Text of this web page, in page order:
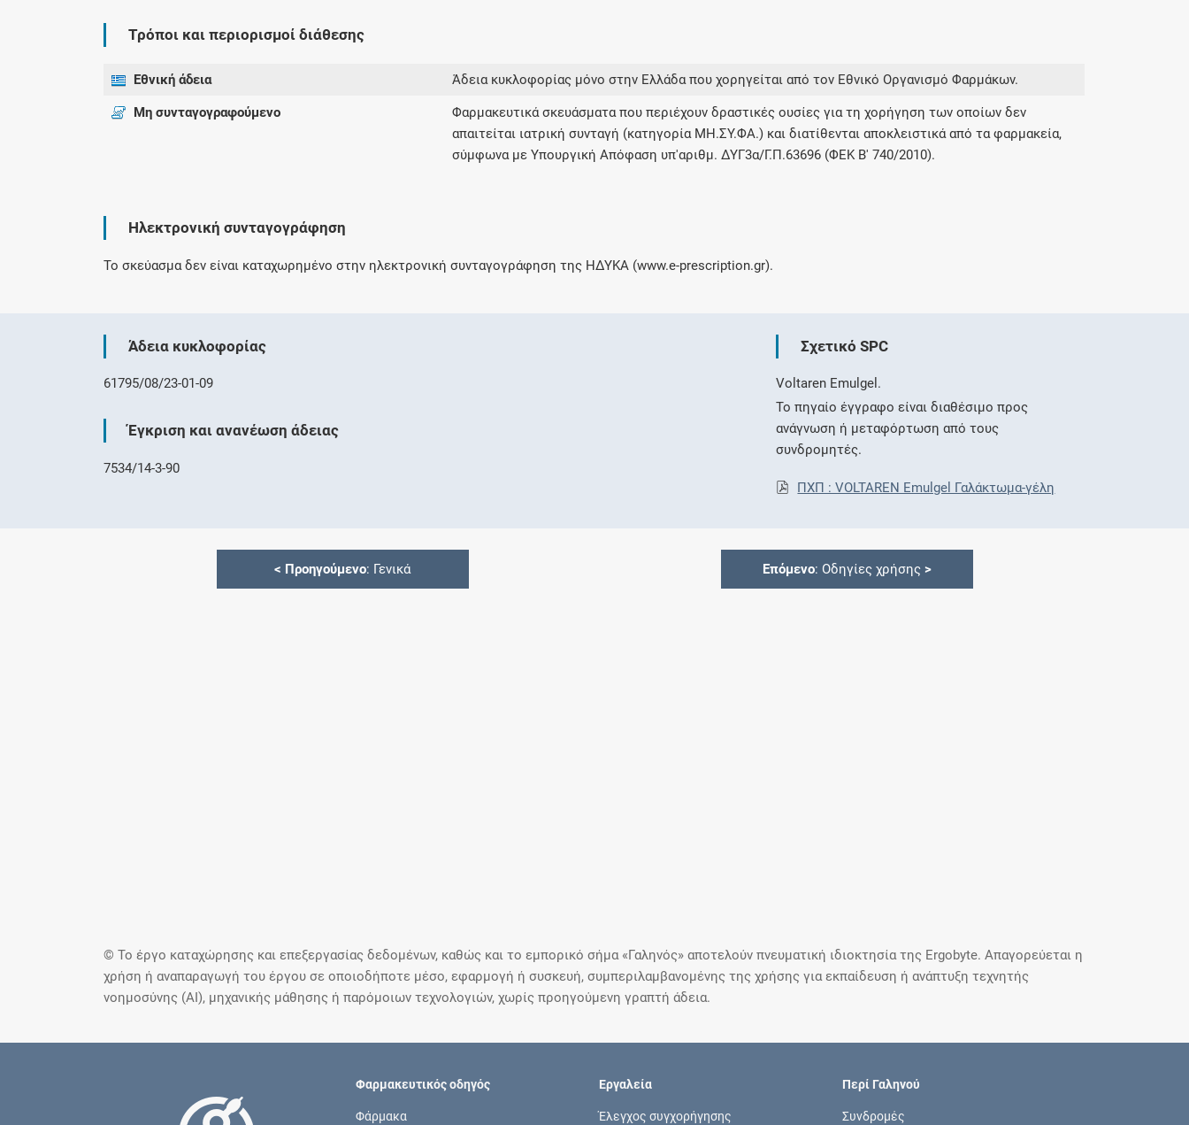
Τρόποι και περιορισμοί διάθεσης
Εθνική άδεια Άδεια κυκλοφορίας μόνο στην Ελλάδα που χορηγείται από τον Εθνικό Οργανισμό Φαρμάκων.
Μη συνταγογραφούμενο
Φαρμακευτικά σκευάσματα που περιέχουν δραστικές ουσίες για τη χορήγηση των οποίων δεν
απαιτείται ιατρική συνταγή (κατηγορία ΜΗ.ΣΥ.ΦΑ.) και διατίθενται αποκλειστικά από τα φαρμακεία,
σύμφωνα με Υπουργική Απόφαση υπ'αριθμ. ΔΥΓ3α/Γ.Π.63696 (ΦΕΚ Β' 740/2010).
Ηλεκτρονική συνταγογράφηση
Το σκεύασμα δεν είναι καταχωρημένο στην ηλεκτρονική συνταγογράφηση της ΗΔΥΚΑ (www.e-prescription.gr).
Άδεια κυκλοφορίας
61795/08/23-01-09
Έγκριση και ανανέωση άδειας
7534/14-3-90
Σχετικό SPC
Voltaren Emulgel.
Το πηγαίο έγγραφο είναι διαθέσιμο προς
ανάγνωση ή μεταφόρτωση από τους
συνδρομητές.
ΠΧΠ : VOLTAREN Emulgel Γαλάκτωμα-γέλη
< Προηγούμενο: Γενικά Επόμενο: Οδηγίες χρήσης >
© Το έργο καταχώρησης και επεξεργασίας δεδομένων, καθώς και το εμπορικό σήμα «Γαληνός» αποτελούν πνευματική ιδιοκτησία της Ergobyte. Απαγορεύεται η
χρήση ή αναπαραγωγή του έργου σε οποιοδήποτε μέσο, εφαρμογή ή συσκευή, συμπεριλαμβανομένης της χρήσης για εκπαίδευση ή ανάπτυξη τεχνητής
νοημοσύνης (AI), μηχανικής μάθησης ή παρόμοιων τεχνολογιών, χωρίς προηγούμενη γραπτή άδεια.
Φαρμακευτικός οδηγός
Φάρμακα
Εργαλεία
Έλεγχος συγχορήγησης
Περί Γαληνού
Συνδρομές